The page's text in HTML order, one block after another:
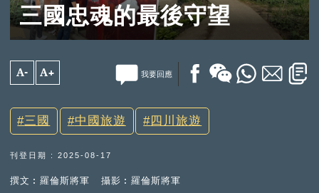
三國忠魂的最後守望
A- A+ 我要回應
三國 中國旅遊 四川旅遊
刊登日期 : 2025-08-17
撰文︰羅倫斯將軍 攝影︰羅倫斯將軍